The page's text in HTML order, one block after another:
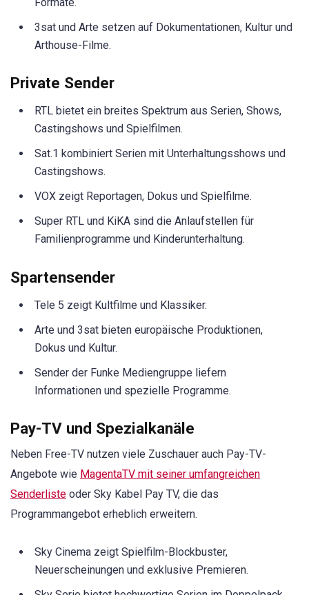
3sat und Arte setzen auf Dokumentationen, Kultur und
Arthouse-Filme.
Private Sender
RTL bietet ein breites Spektrum aus Serien, Shows,
Castingshows und Spielfilmen.
Sat.1 kombiniert Serien mit Unterhaltungsshows und
Castingshows.
VOX zeigt Reportagen, Dokus und Spielfilme.
Super RTL und KiKA sind die Anlaufstellen für
Familienprogramme und Kinderunterhaltung.
Spartensender
Tele 5 zeigt Kultfilme und Klassiker.
Arte und 3sat bieten europäische Produktionen,
Dokus und Kultur.
Sender der Funke Mediengruppe liefern
Informationen und spezielle Programme.
Pay-TV und Spezialkanäle
Neben Free-TV nutzen viele Zuschauer auch Pay-TV-
Angebote wie MagentaTV mit seiner umfangreichen
Senderliste oder Sky Kabel Pay TV, die das
Programmangebot erheblich erweitern.
Sky Cinema zeigt Spielfilm-Blockbuster,
Neuerscheinungen und exklusive Premieren.